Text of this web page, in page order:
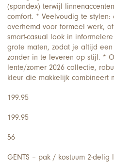
(spandex) terwijl
comfort. * Veelvoudig te
overhemd voor formeel werk,
smart-casual look in
grote maten, zodat je altijd
zonder in te leveren op stijl. *
lente/zomer 2026 collectie,
kleur die makkelijk combineert
199.95
199.95
56
GENTS – pak / kostuum 2-